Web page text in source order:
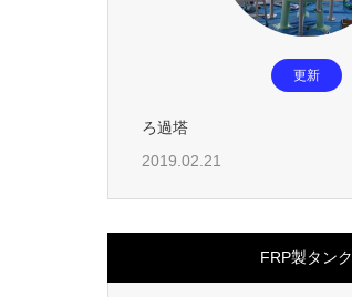
更新
ろ過塔
2019.02.21
FRP製タンク